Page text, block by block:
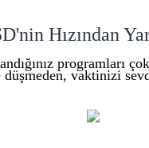
Hızından
programları
vaktinizi